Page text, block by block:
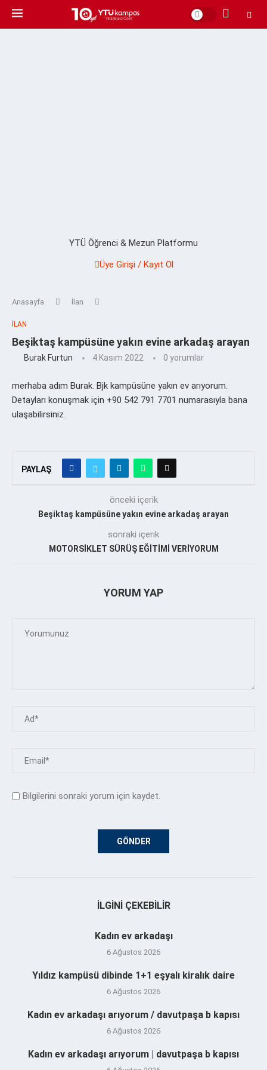
YTÜ Öğrenci & Mezun Platformu
Üye Girişi / Kayıt Ol
Anasayfa İlan
İLAN
Beşiktaş kampüsüne yakın evine arkadaş arayan
Burak Furtun 4 Kasım 2022 0 yorumlar
merhaba adım Burak. Bjk kampüsüne yakın ev arıyorum.
Detayları konuşmak için +90 542 791 7701 numarasıyla bana
ulaşabilirsiniz.
PAYLAŞ
önceki içerik
Beşiktaş kampüsüne yakın evine arkadaş arayan
sonraki içerik
MOTORSİKLET SÜRÜŞ EĞİTİMİ VERİYORUM
YORUM YAP
Bilgilerini sonraki yorum için kaydet.
İLGINI ÇEKEBILIR
Kadın ev arkadaşı
6 Ağustos 2026
Yıldız kampüsü dibinde 1+1 eşyalı kiralık daire
6 Ağustos 2026
Kadın ev arkadaşı arıyorum / davutpaşa b kapısı
6 Ağustos 2026
Kadın ev arkadaşı arıyorum | davutpaşa b kapısı